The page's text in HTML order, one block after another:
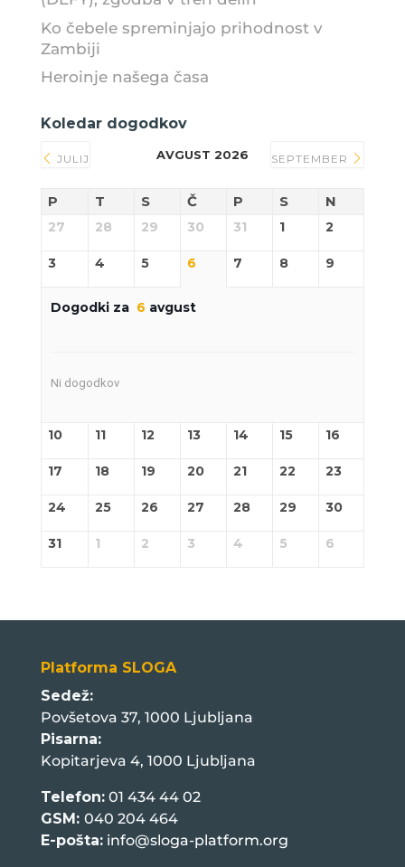
Ko čebele spreminjajo prihodnost v
Zambiji
Heroinje našega časa
Koledar dogodkov
JULIJ AVGUST 2026 SEPTEMBER
P T S Č P S N
27 28 29 30 31 1 2
3 4 5 6 7 8 9
Dogodki za 6 avgust
Ni dogodkov
10 11 12 13 14 15 16
17 18 19 20 21 22 23
24 25 26 27 28 29 30
31 1 2 3 4 5 6
Platforma SLOGA
Sedež:
Povšetova 37, 1000 Ljubljana
Pisarna:
Kopitarjeva 4, 1000 Ljubljana
Telefon:01 434 44 02
GSM: 040 204 464
E-pošta: info@sloga-platform.org